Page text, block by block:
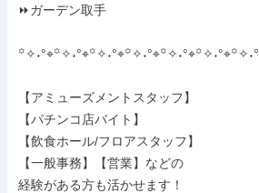
⏩ガーデン取手
꙳✧˖°⌖꙳✧˖°⌖꙳✧˖°⌖꙳✧˖°⌖꙳✧˖°⌖꙳✧˖°⌖꙳✧˖°
【アミューズメントスタッフ】
【パチンコ店バイト】
【飲食ホール/フロアスタッフ】
【一般事務】【営業】などの
経験がある方も活かせます！